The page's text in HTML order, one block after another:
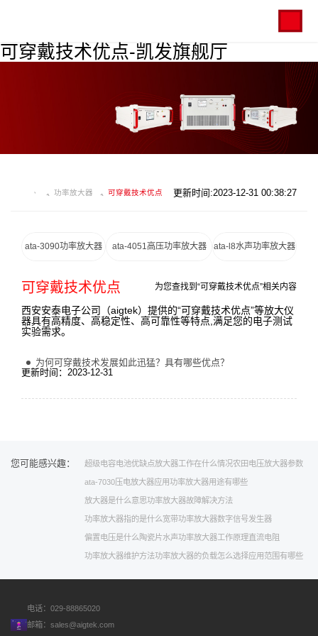
可穿戴技术优点-凯发旗舰厅
功率放大器 可穿戴技术优点 更新时间:2023-12-31 00:38:27
ata-3090功率放大器 ata-4051高压功率放大器 ata-l8水声功率放大器
可穿戴技术优点 为您查找到“可穿戴技术优点”相关内容
西安安泰电子公司（aigtek）提供的“可穿戴技术优点”等放大仪
器具有高精度、高稳定性、高可靠性等特点,满足您的电子测试
实验需求。
为何可穿戴技术发展如此迅猛？具有哪些优点？
更新时间：2023-12-31
您可能感兴趣： 超级电容电池优缺点放大器工作在什么情况农田电压放大器参数
ata-7030 压电放大器应用功率放大器用途有哪些
放大器是什么意思功率放大器故障解决方法
功率放大器指的是什么宽带功率放大器数字信号发生器
偏置电压是什么 陶瓷片水声功率放大器工作原理直流电阻
功率放大器维护方法功率放大器的负载怎么选择应用范围有哪些
电话：029-88865020
邮箱： sales@aigtek.com